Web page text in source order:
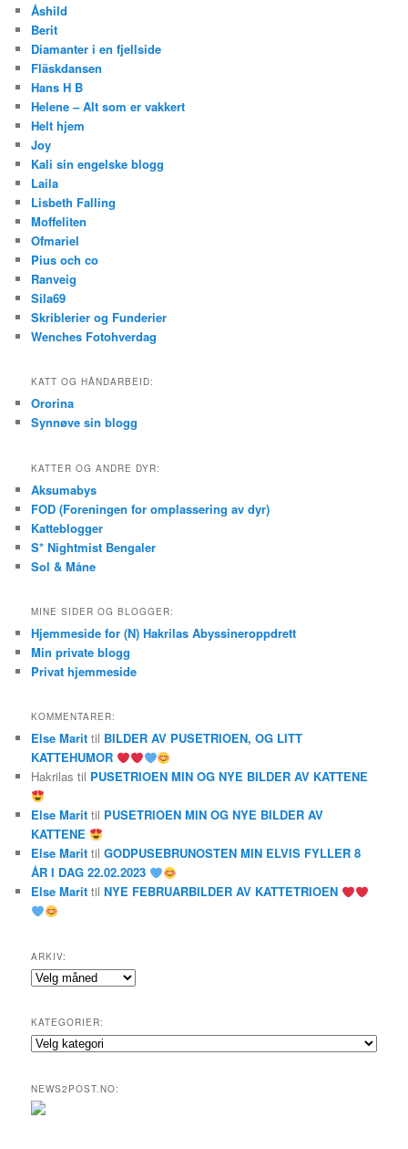
Åshild
Berit
Diamanter i en fjellside
Fläskdansen
Hans H B
Helene – Alt som er vakkert
Helt hjem
Joy
Kali sin engelske blogg
Laila
Lisbeth Falling
Moffeliten
Ofmariel
Pius och co
Ranveig
Sila69
Skriblerier og Funderier
Wenches Fotohverdag
KATT OG HÅNDARBEID:
Ororina
Synnøve sin blogg
KATTER OG ANDRE DYR:
Aksumabys
FOD (Foreningen for omplassering av dyr)
Katteblogger
S* Nightmist Bengaler
Sol & Måne
MINE SIDER OG BLOGGER:
Hjemmeside for (N) Hakrilas Abyssineroppdrett
Min private blogg
Privat hjemmeside
KOMMENTARER:
Else Marit til BILDER AV PUSETRIOEN, OG LITT
KATTEHUMOR
Hakrilas til PUSETRIOEN MIN OG NYE BILDER AV KATTENE
Else Marit til PUSETRIOEN MIN OG NYE BILDER AV
KATTENE
Else Marit tilGODPUSEBRUNOSTEN MIN ELVIS FYLLER 8
ÅR I DAG 22.02.2023
Else Marit tilNYE FEBRUARBILDER AV KATTETRIOEN
ARKIV:
Arkiv:
KATEGORIER:
Kategorier:
NEWS2POST.NO: